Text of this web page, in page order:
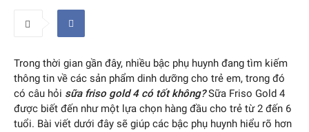
Trong thời gian gần đây, nhiều bậc phụ huynh đang tìm kiếm
thông tin về các sản phẩm dinh dưỡng cho trẻ em, trong đó
có câu hỏi sữa friso gold 4 có tốt không?Sữa Friso Gold 4
được biết đến như một lựa chọn hàng đầu cho trẻ từ 2 đến 6
tuổi. Bài viết dưới đây sẽ giúp các bậc phụ huynh hiểu rõ hơn